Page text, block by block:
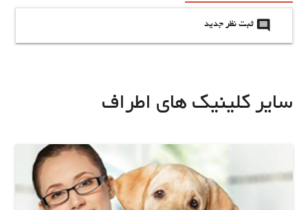
insert_comment ثبت نظر جدید
سایر کلینیک های اطراف